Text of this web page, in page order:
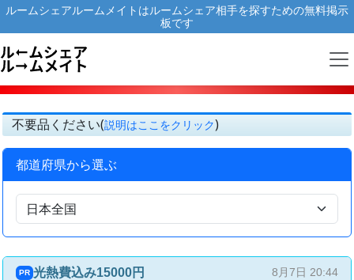
ルームシェアルームメイトはルームシェア相手を探すための無料掲示
板です
不要品ください(説明はここをクリック)
都道府県から選ぶ
PR 光熱費込み15000円 8月7日 20:44